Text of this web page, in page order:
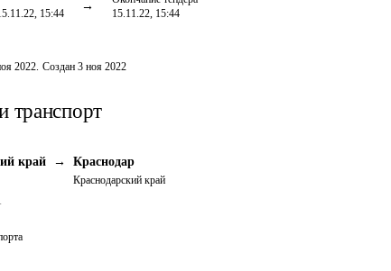
15:44
15.11.22, 15:44
2022. Создан 3 ноя 2022
край → Краснодар
Краснодарский край